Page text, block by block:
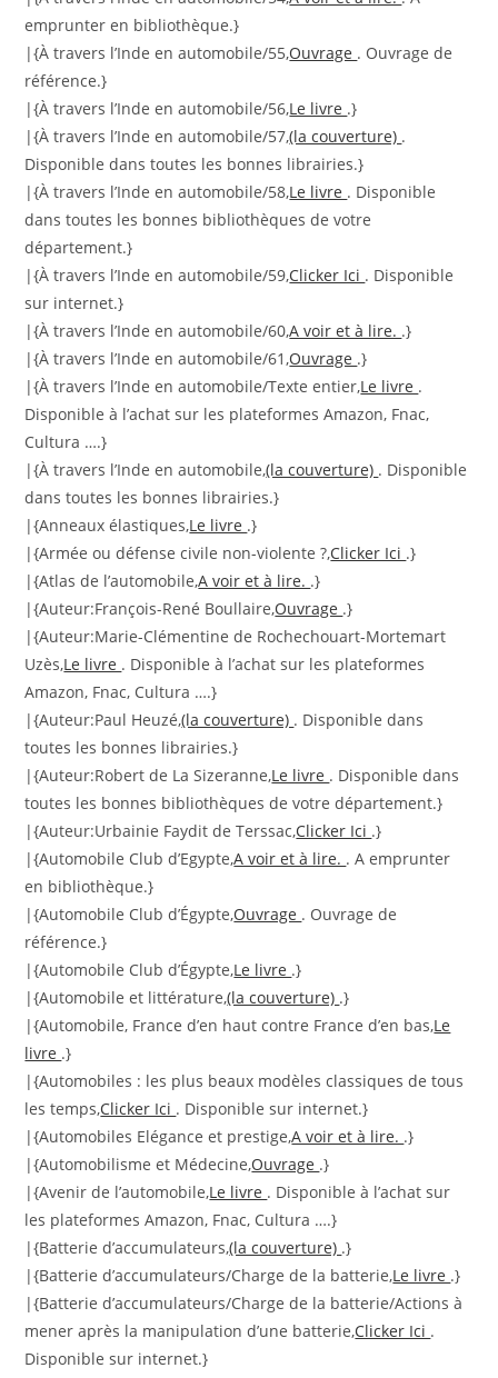
emprunter en bibliothèque.}
|{À travers l’Inde en automobile/55,Ouvrage . Ouvrage de
référence.}
|{À travers l’Inde en automobile/56,Le livre .}
|{À travers l’Inde en automobile/57,(la couverture) .
Disponible dans toutes les bonnes librairies.}
|{À travers l’Inde en automobile/58,Le livre . Disponible
dans toutes les bonnes bibliothèques de votre
département.}
|{À travers l’Inde en automobile/59,Clicker Ici . Disponible
sur internet.}
|{À travers l’Inde en automobile/60,A voir et à lire. .}
|{À travers l’Inde en automobile/61,Ouvrage .}
|{À travers l’Inde en automobile/Texte entier,Le livre .
Disponible à l’achat sur les plateformes Amazon, Fnac,
Cultura ….}
|{À travers l’Inde en automobile,(la couverture) . Disponible
dans toutes les bonnes librairies.}
|{Anneaux élastiques,Le livre .}
|{Armée ou défense civile non-violente ?,Clicker Ici .}
|{Atlas de l’automobile,A voir et à lire. .}
|{Auteur:François-René Boullaire,Ouvrage .}
|{Auteur:Marie-Clémentine de Rochechouart-Mortemart
Uzès,Le livre . Disponible à l’achat sur les plateformes
Amazon, Fnac, Cultura ….}
|{Auteur:Paul Heuzé,(la couverture) . Disponible dans
toutes les bonnes librairies.}
|{Auteur:Robert de La Sizeranne,Le livre . Disponible dans
toutes les bonnes bibliothèques de votre département.}
|{Auteur:Urbainie Faydit de Terssac,Clicker Ici .}
|{Automobile Club d’Egypte,A voir et à lire. . A emprunter
en bibliothèque.}
|{Automobile Club d’Égypte,Ouvrage . Ouvrage de
référence.}
|{Automobile Club d’Égypte,Le livre .}
|{Automobile et littérature,(la couverture) .}
|{Automobile, France d’en haut contre France d’en bas,Le
livre .}
|{Automobiles : les plus beaux modèles classiques de tous
les temps,Clicker Ici . Disponible sur internet.}
|{Automobiles Elégance et prestige,A voir et à lire. .}
|{Automobilisme et Médecine,Ouvrage .}
|{Avenir de l’automobile,Le livre . Disponible à l’achat sur
les plateformes Amazon, Fnac, Cultura ….}
|{Batterie d’accumulateurs,(la couverture) .}
|{Batterie d’accumulateurs/Charge de la batterie,Le livre .}
|{Batterie d’accumulateurs/Charge de la batterie/Actions à
mener après la manipulation d’une batterie,Clicker Ici .
Disponible sur internet.}